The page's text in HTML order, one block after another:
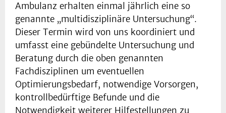
Ambulanz erhalten einmal jährlich eine so
genannte „multidisziplinäre Untersuchung“.
Dieser Termin wird von uns koordiniert und
umfasst eine gebündelte Untersuchung und
Beratung durch die oben genannten
Fachdisziplinen um eventuellen
Optimierungsbedarf, notwendige Vorsorgen,
kontrollbedürftige Befunde und die
Notwendigkeit weiterer Hilfestellungen zu